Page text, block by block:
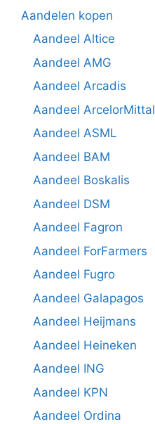
Aandelen kopen
Aandeel Altice
Aandeel AMG
Aandeel Arcadis
Aandeel ArcelorMittal
Aandeel ASML
Aandeel BAM
Aandeel Boskalis
Aandeel DSM
Aandeel Fagron
Aandeel ForFarmers
Aandeel Fugro
Aandeel Galapagos
Aandeel Heijmans
Aandeel Heineken
Aandeel ING
Aandeel KPN
Aandeel Ordina